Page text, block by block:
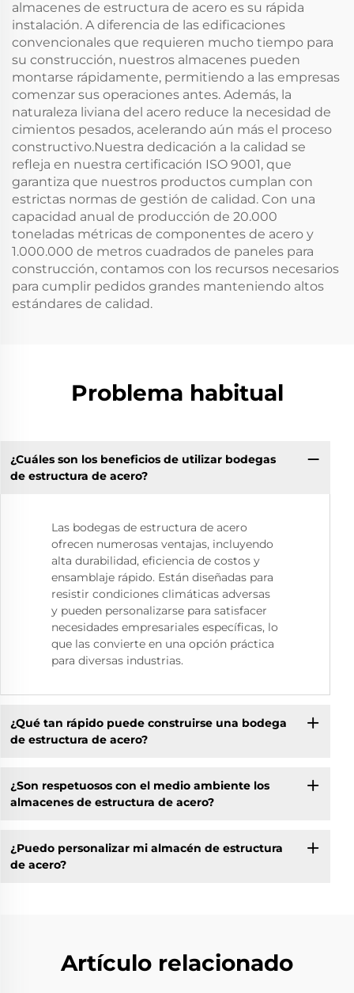
almacenes de estructura de acero es su rápida
instalación. A diferencia de las edificaciones
convencionales que requieren mucho tiempo para
su construcción, nuestros almacenes pueden
montarse rápidamente, permitiendo a las empresas
comenzar sus operaciones antes. Además, la
naturaleza liviana del acero reduce la necesidad de
cimientos pesados, acelerando aún más el proceso
constructivo.Nuestra dedicación a la calidad se
refleja en nuestra certificación ISO 9001, que
garantiza que nuestros productos cumplan con
estrictas normas de gestión de calidad. Con una
capacidad anual de producción de 20.000
toneladas métricas de componentes de acero y
1.000.000 de metros cuadrados de paneles para
construcción, contamos con los recursos necesarios
para cumplir pedidos grandes manteniendo altos
estándares de calidad.
Problema habitual
¿Cuáles son los beneficios de utilizar bodegas
de estructura de acero?
Las bodegas de estructura de acero
ofrecen numerosas ventajas, incluyendo
alta durabilidad, eficiencia de costos y
ensamblaje rápido. Están diseñadas para
resistir condiciones climáticas adversas
y pueden personalizarse para satisfacer
necesidades empresariales específicas, lo
que las convierte en una opción práctica
para diversas industrias.
¿Qué tan rápido puede construirse una bodega
de estructura de acero?
¿Son respetuosos con el medio ambiente los
almacenes de estructura de acero?
¿Puedo personalizar mi almacén de estructura
de acero?
Artículo relacionado